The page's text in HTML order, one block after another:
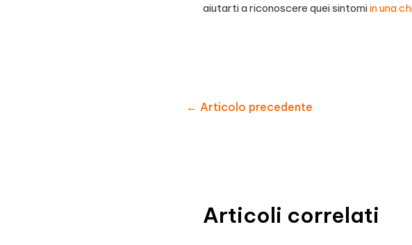
aiutarti a riconoscere quei sintomiin una
Navigazione
← Articolo precedente
Articoli correlati